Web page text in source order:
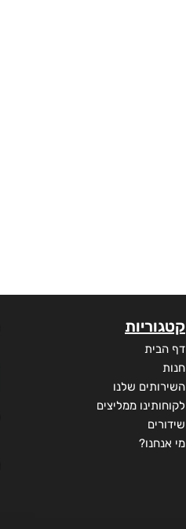
קטגוריות
דף הבית
חנות
השירותים שלנו
לקוחותינו ממליצים
שידורים
מי אנחנו?